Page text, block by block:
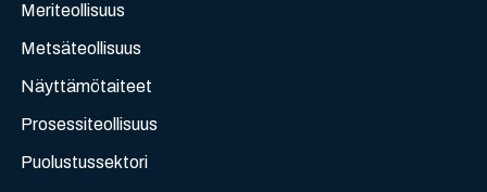
Meriteollisuus
Metsäteollisuus
Näyttämötaiteet
Prosessiteollisuus
Puolustussektori